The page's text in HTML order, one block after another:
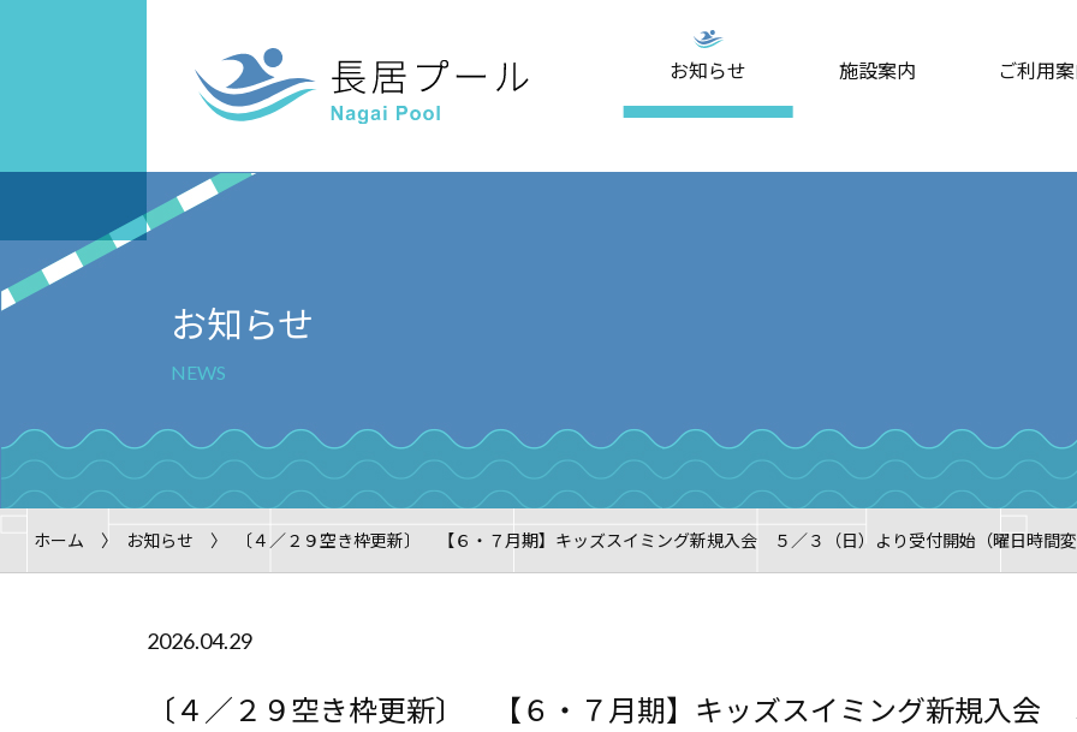
お知らせ 施設案内 ご利用
お知らせ
NEWS
ホーム お知らせ 〔４／２９空き枠更新〕 【６・７月期】キッズスイミング新規入会 ５／３（日）より受付開始（曜日時間
2026.04.29
〔４／２９空き枠更新〕 【６・７月期】キッズスイミング新規入会